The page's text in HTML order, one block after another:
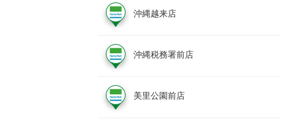
沖縄越来店
沖縄税務署前店
美里公園前店